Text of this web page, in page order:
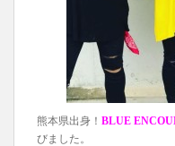
‪熊本県出身！ BLUE
びました。